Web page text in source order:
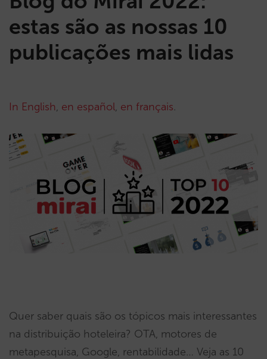
estas são as nossas 10
publicações mais lidas
In English, en español, en français.
Quer saber quais são os tópicos mais interessantes
na distribuição hoteleira? OTA, motores de
metapesquisa, Google, rentabilidade… Veja as 10